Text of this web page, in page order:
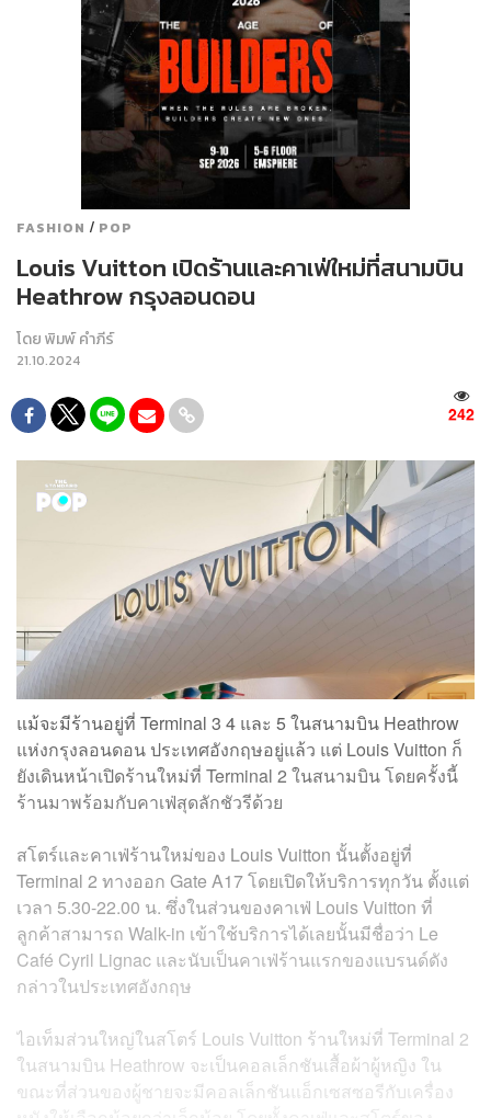
FASHION / POP
Louis Vuitton เปิดร้านและคาเฟ่ใหม่ที่สนามบิน
Heathrow กรุงลอนดอน
โดยพิมพ์ คำภีร์
21.10.2024
242
แม้จะมีร้านอยู่ที่ Terminal 3 4 และ 5 ในสนามบิน Heathrow
แห่งกรุงลอนดอน ประเทศอังกฤษอยู่แล้ว แต่ Louis Vuitton ก็
ยังเดินหน้าเปิดร้านใหม่ที่ Terminal 2 ในสนามบิน โดยครั้งนี้
ร้านมาพร้อมกับคาเฟ่สุดลักชัวรีด้วย
สโตร์และคาเฟ่ร้านใหม่ของ Louis Vuitton นั้นตั้งอยู่ที่
Terminal 2 ทางออก Gate A17 โดยเปิดให้บริการทุกวัน ตั้งแต่
เวลา 5.30-22.00 น. ซึ่งในส่วนของคาเฟ่ Louis Vuitton ที่
ลูกค้าสามารถ Walk-in เข้าใช้บริการได้เลยนั้นมีชื่อว่า Le
Café Cyril Lignac และนับเป็นคาเฟ่ร้านแรกของแบรนด์ดัง
กล่าวในประเทศอังกฤษ
ไอเท็มส่วนใหญ่ในสโตร์ Louis Vuitton ร้านใหม่ที่ Terminal 2
ในสนามบิน Heathrow จะเป็นคอลเล็กชันเสื้อผ้าผู้หญิง ใน
ขณะที่ส่วนของผู้ชายจะมีคอลเล็กชันแอ็กเซสซอรีกับเครื่อง